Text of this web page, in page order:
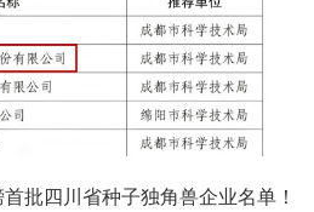
批四川省种子独角兽企业名单！